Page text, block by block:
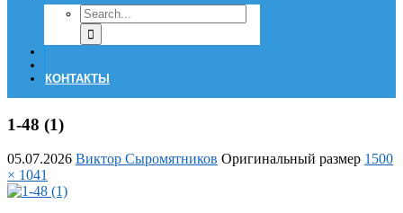
КОНТАКТЫ
1-48 (1)
05.07.2026 Виктор Сыромятников Оригинальный размер 1500
× 1041